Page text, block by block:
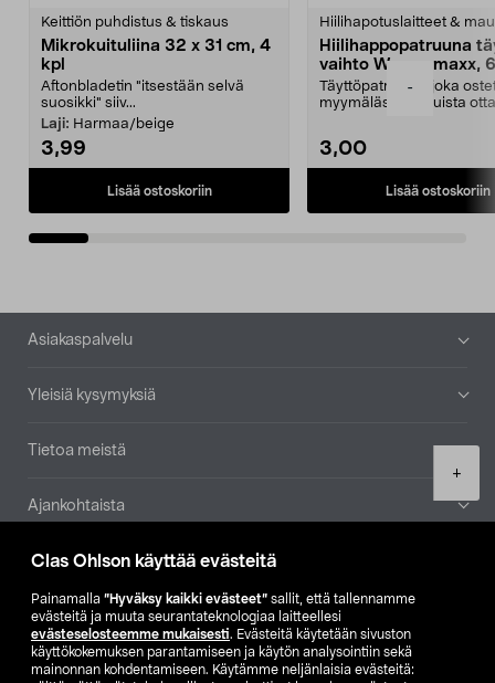
Clas Ohlson käyttää evästeitä
Painamalla ”Hyväksy kaikki evästeet” sallit, että tallennamme
evästeitä ja muuta seurantateknologiaa laitteellesi
evästeselosteemme mukaisesti. Evästeitä käytetään sivuston
käyttökokemuksen parantamiseen ja käytön analysointiin sekä
mainonnan kohdentamiseen. Käytämme neljänlaisia evästeitä:
-
+
Keittiön puhdistus & tiskaus
Mikrokuituliina 32 x 31 cm, 4
kpl
Aftonbladetin "itsestään selvä
suosikki" siiv...
Laji: Harmaa/beige
3,99
Lisää ostoskoriin
Hiilihapotuslaitteet &
Hiilihappopatruuna
vaihto Wassermaxx,
Täyttöpatruuna, joka
myymälästä – muista
3,00
Lisää ostoskoriin
Alatunniste
Asiakaspalvelu
Yleisiä kysymyksiä
Tietoa meistä
Ajankohtaista
Muut yrityksemme
Etsi myymälä
SE NO FI